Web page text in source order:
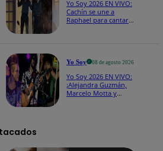
Yo Soy 2026 EN VIVO:
Cachín se une a
Raphael para cantar
Yo Soy 08 de agosto 2026
Yo Soy 2026 EN VIVO:
¡Alejandra Guzmán,
Marcelo Motta y